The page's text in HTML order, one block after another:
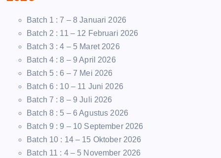
Batch 1 : 7 – 8 Januari 2026
Batch 2 : 11 – 12 Februari 2026
Batch 3 : 4 – 5 Maret 2026
Batch 4 : 8 – 9 April 2026
Batch 5 : 6 – 7 Mei 2026
Batch 6 : 10 – 11 Juni 2026
Batch 7 : 8 – 9 Juli 2026
Batch 8 : 5 – 6 Agustus 2026
Batch 9 : 9 – 10 September 2026
Batch 10 : 14 – 15 Oktober 2026
Batch 11 : 4 – 5 November 2026